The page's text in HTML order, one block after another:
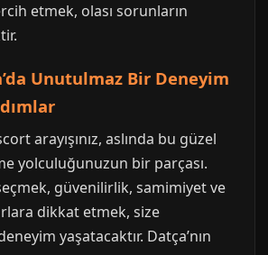
etmek, olası sorunların
Unutulmaz Bir Deneyim
arayışınız, aslında bu güzel
yolculuğunuzun bir parçası.
güvenilirlik, samimiyet ve
dikkat etmek, size
yaşatacaktır. Datça’nın